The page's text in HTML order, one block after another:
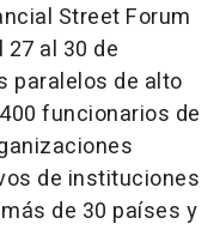
Street Forum
27 al 30 de
paralelos de alto
funcionarios de
de instituciones
de 30 países y